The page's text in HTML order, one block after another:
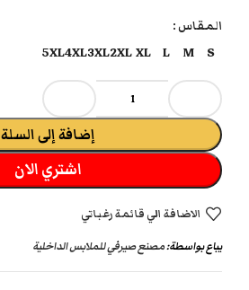
المقاس
S
M
L
XL
2XL
3XL
4XL
5XL
إضافة إلى السلة
اشتري الان
الاضافة الي قائمة رغباتي
يباع بواسطة:مصنع صيرفي للملابس الداخلية